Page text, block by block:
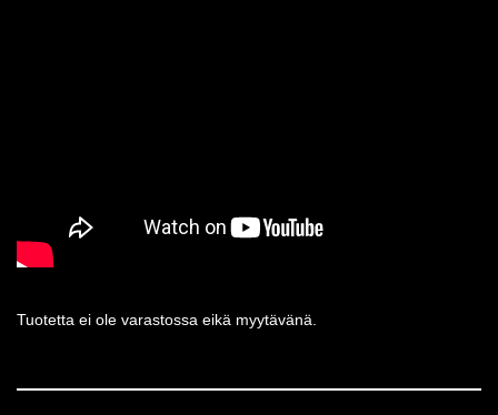
Tuotetta ei ole varastossa eikä myytävänä.